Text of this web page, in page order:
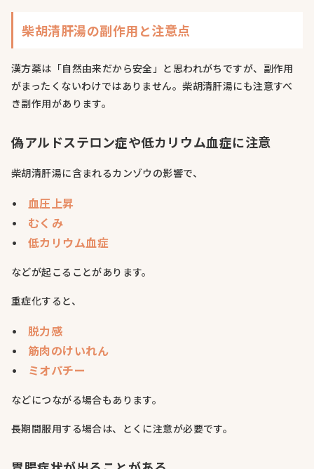
柴胡清肝湯の副作用と注意点
漢方薬は「自然由来だから安全」と思われがちですが、副作用
がまったくないわけではありません。柴胡清肝湯にも注意すべ
き副作用があります。
偽アルドステロン症や低カリウム血症に注意
柴胡清肝湯に含まれるカンゾウの影響で、
血圧上昇
むくみ
低カリウム血症
などが起こることがあります。
重症化すると、
脱力感
筋肉のけいれん
ミオパチー
などにつながる場合もあります。
長期間服用する場合は、とくに注意が必要です。